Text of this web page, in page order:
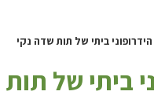
הידרופוני ביתי של תות שדה נקי
ביתי של